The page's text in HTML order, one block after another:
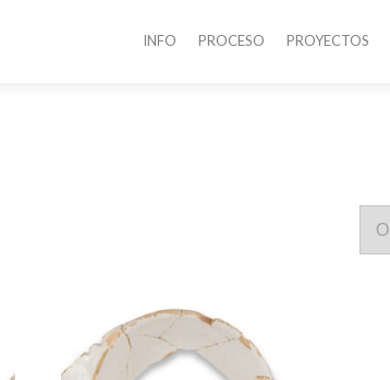
INFO PROCESO PROYECTOS